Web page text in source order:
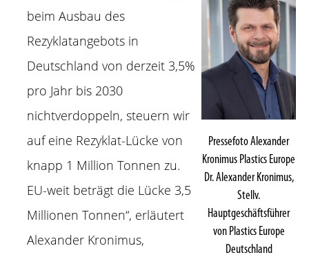
beim Ausbau des
Rezyklatangebots in
Deutschland von derzeit 3,5%
pro Jahr bis 2030
nichtverdoppeln, steuern wir
auf eine Rezyklat-Lücke von
knapp 1 Million Tonnen zu.
EU-weit beträgt die Lücke 3,5
Millionen Tonnen“, erläutert
Alexander Kronimus,
Pressefoto Alexander
Kronimus Plastics Europe
Dr. Alexander Kronimus,
Stellv.
Hauptgeschäftsführer
von Plastics Europe
Deutschland